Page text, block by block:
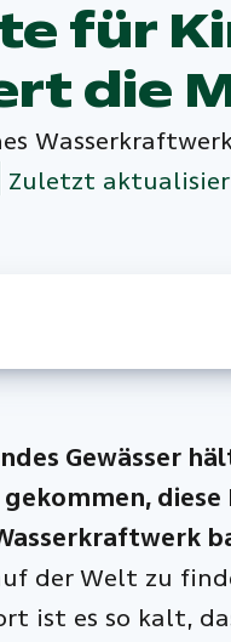
für
die
Wasserkraftwerk
Zuletzt
Gewässer
der Welt zu
ist es so kalt,